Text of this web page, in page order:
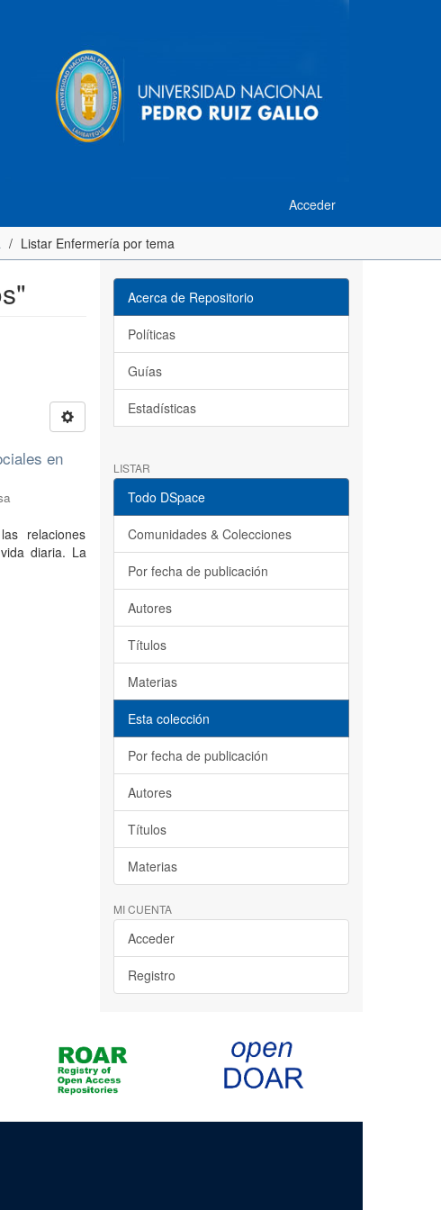
Acceder
Listar Enfermería por tema
en
relaciones
diaria. La
Acerca de Repositorio
Políticas
Guías
Estadísticas
LISTAR
Todo DSpace
Comunidades & Colecciones
Por fecha de publicación
Autores
Títulos
Materias
Esta colección
Por fecha de publicación
Autores
Títulos
Materias
MI CUENTA
Acceder
Registro